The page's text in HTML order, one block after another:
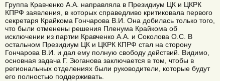
Группа Кравченко А.А. направляла в Президиум ЦК и ЦКРК
КПРФ заявления, в которых справедливо критиковала первого
секретаря Крайкома Гончарова В.И. Она добилась только того,
что были отменены решения Пленума Крайкома об
исключении из партии Кравченко А.А. и Соколова О.С. В
остальном Президиум ЦК и ЦКРК КПРФ стал на сторону
Гончарова В.И. и дал ему полную свободу действий. Видимо,
основная задача Г. Зюганова заключается в том, чтобы в
региональных отделениях были руководители, которые будут
его полностью поддерживать.